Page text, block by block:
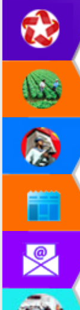
Đoàn đại biểu Quốc
trao đổi thông tin
nhất, Quốc hội khóa XVI
Quyết liệt cải cách
thông nguồn lực phát
Nâng cao hiệu lực,
tỉnh thông qua hiện
Xã Ea Phê gắn cải
chuyển đổi số
Phó Chủ tịch Thường
Hồ Thị Nguyên Thảo
tâm Phục vụ hành
Xây dựng nền hành
hành cùng nông dân
Giai đoạn 2026-2030,
đấu có 77% xã đạt
Chuyển đổi số 'mở
nghiệp Đắk Lắk tăng
Triển khai đồng bộ đo
địa chính, hoàn thiện